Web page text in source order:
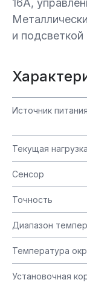
16А,
и подсветкой
Источник питания
Текущая нагрузка
Сенсор
Точность
Диапазон
Температура
Установочная